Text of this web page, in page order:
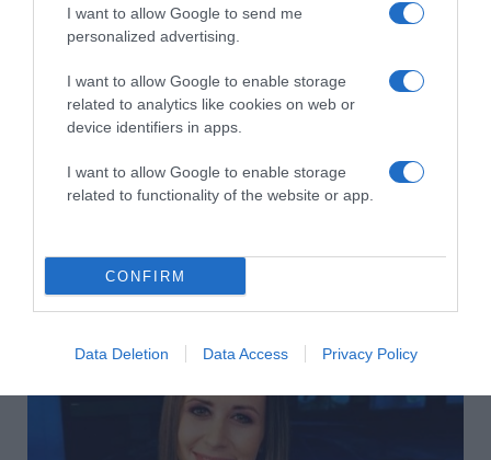
I want to allow Google to send me
personalized advertising.
I want to allow Google to enable storage
related to analytics like cookies on web or
device identifiers in apps.
I want to allow Google to enable storage
related to functionality of the website or app.
CONFIRM
Data Deletion Data Access Privacy Policy
2026-08-06.
Megszületett Szabados Ági kisfia